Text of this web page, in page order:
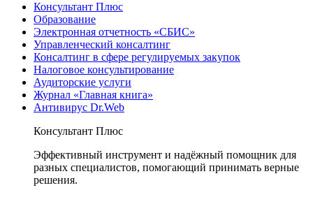
Консультант Плюс
Образование
Электронная отчетность «СБИС»
Управленческий консалтинг
Консалтинг в сфере регулируемых закупок
Налоговое консультирование
Аудиторские услуги
Журнал «Главная книга»
Антивирус Dr.Web
Консультант Плюс
Эффективный инструмент и надёжный помощник для
разных специалистов, помогающий принимать верные
решения.